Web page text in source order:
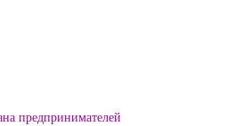
предпринимателей